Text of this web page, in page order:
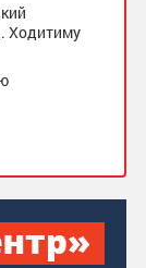
Ходитиму